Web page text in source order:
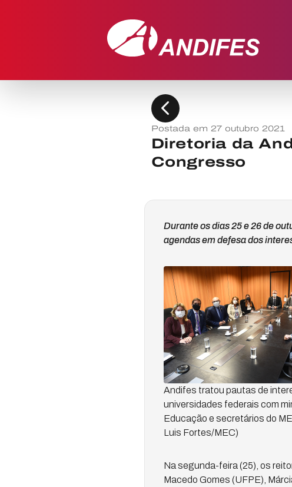
chevron_left
Postada em 27 outubro 2021
Diretoria da
Congresso
Durante os dias 25 e 26 de
agendas em defesa dos
Andifes tratou pautas de
universidades federais com
Educação e secretários do
Luis Fortes/MEC)
Na segunda-feira (25), os
Macedo Gomes (UFPE),